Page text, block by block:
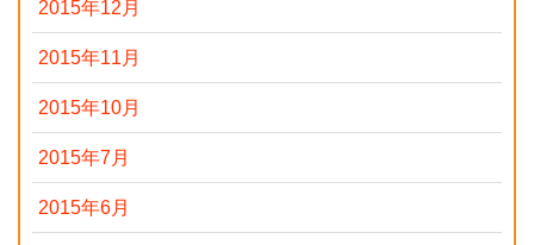
2015年12月
2015年11月
2015年10月
2015年7月
2015年6月